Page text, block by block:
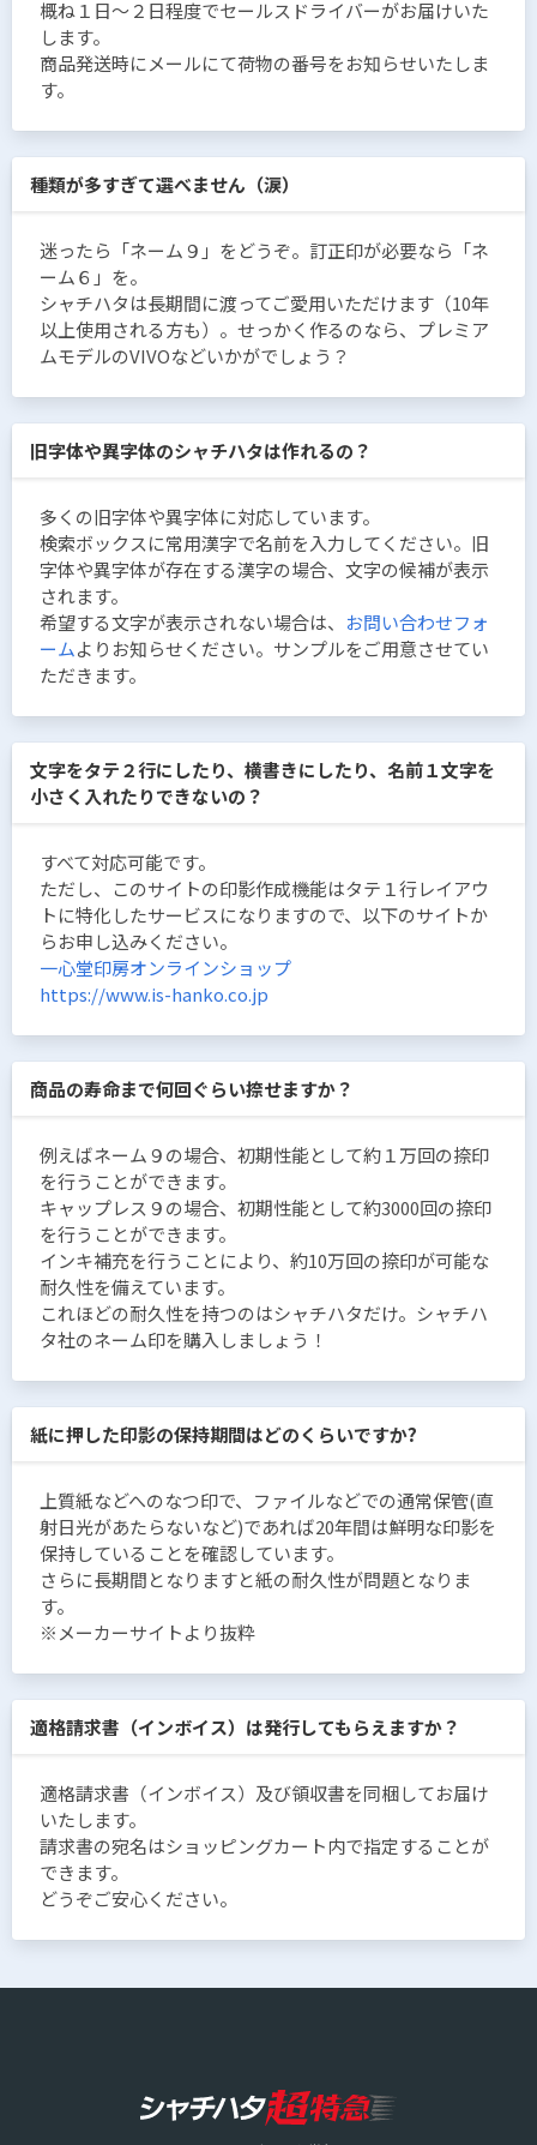
概ね１日〜２日程度でセールスドライバーがお届けいた
します。
商品発送時にメールにて荷物の番号をお知らせいたしま
す。
種類が多すぎて選べません（涙）
迷ったら「ネーム９」をどうぞ。訂正印が必要なら「ネ
ーム６」を。
シャチハタは長期間に渡ってご愛用いただけます（10年
以上使用される方も）。せっかく作るのなら、プレミア
ムモデルのVIVOなどいかがでしょう？
旧字体や異字体のシャチハタは作れるの？
多くの旧字体や異字体に対応しています。
検索ボックスに常用漢字で名前を入力してください。旧
字体や異字体が存在する漢字の場合、文字の候補が表示
されます。
希望する文字が表示されない場合は、 お問い合わせフォ
ームよりお知らせください。サンプルをご用意させてい
ただきます。
文字をタテ２行にしたり、横書きにしたり、名前１文字を
小さく入れたりできないの？
すべて対応可能です。
ただし、このサイトの印影作成機能はタテ１行レイアウ
トに特化したサービスになりますので、以下のサイトか
らお申し込みください。
一心堂印房オンラインショップ
https://www.is-hanko.co.jp
商品の寿命まで何回ぐらい捺せますか？
例えばネーム９の場合、初期性能として約１万回の捺印
を行うことができます。
キャップレス９の場合、初期性能として約3000回の捺印
を行うことができます。
インキ補充を行うことにより、約10万回の捺印が可能な
耐久性を備えています。
これほどの耐久性を持つのはシャチハタだけ。シャチハ
タ社のネーム印を購入しましょう！
紙に押した印影の保持期間はどのくらいですか?
上質紙などへのなつ印で、ファイルなどでの通常保管(直
射日光があたらないなど)であれば20年間は鮮明な印影を
保持していることを確認しています。
さらに長期間となりますと紙の耐久性が問題となりま
す。
※メーカーサイトより抜粋
適格請求書（インボイス）は発行してもらえますか？
適格請求書（インボイス）及び領収書を同梱してお届け
いたします。
請求書の宛名はショッピングカート内で指定することが
できます。
どうぞご安心ください。